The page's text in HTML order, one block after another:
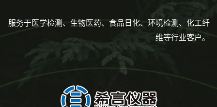
服务于医学检测、生物医药、食品日化、环境检测、化工纤
维等行业客户。